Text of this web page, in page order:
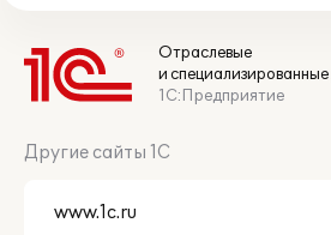
Отраслевые
и
1С:Предприятие
Другие сайты 1С